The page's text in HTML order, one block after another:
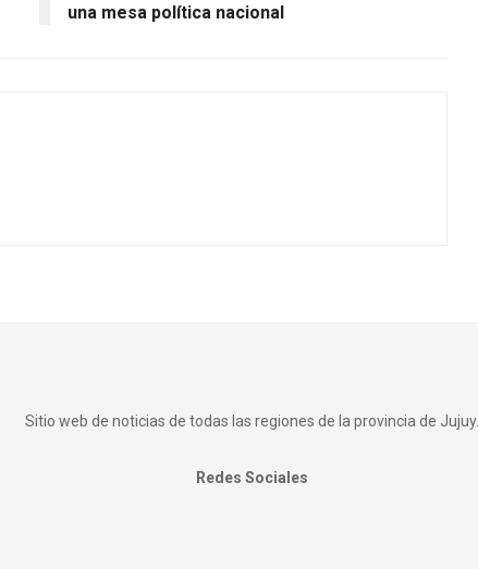
una mesa política nacional
Sitio web de noticias de todas las regiones de la provincia de Jujuy.
Redes Sociales